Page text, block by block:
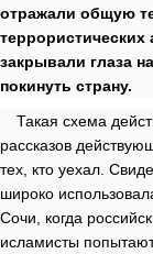
отражали общую
закрывали глаза
покинуть страну.
Такая схема
рассказов
тех, кто уехал.
широко
Сочи, когда
исламисты